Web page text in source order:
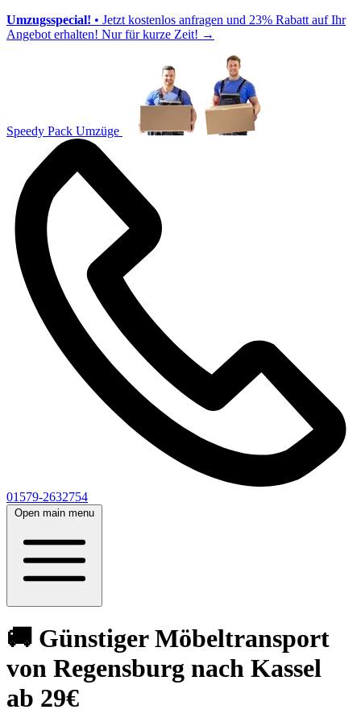
Umzugsspecial! • Jetzt kostenlos anfragen und 23% Rabatt auf Ihr
Angebot erhalten! Nur für kurze Zeit! →
Speedy Pack Umzüge
01579-2632754
Open main menu
🚚 Günstiger Möbeltransport
von Regensburg nach Kassel
ab 29€